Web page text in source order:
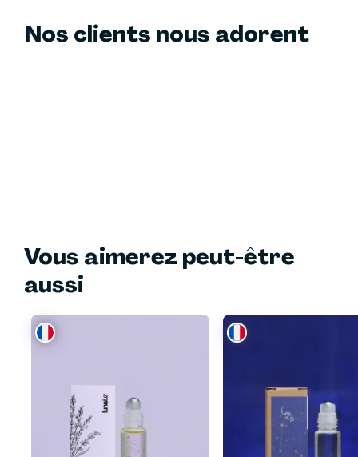
Contenance : 10ml pour 3 mois d'utilisation.
Nos clients nous adorent
Vous aimerez peut-être
aussi